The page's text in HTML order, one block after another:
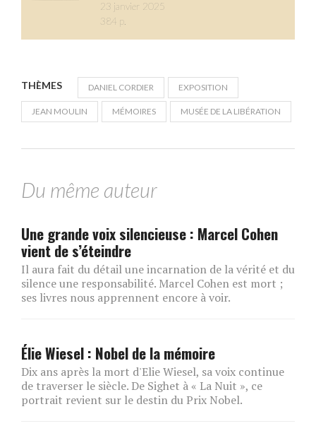
23 janvier 2025
384 p.
THÈMES DANIEL CORDIER EXPOSITION
JEAN MOULIN MÉMOIRES MUSÉE DE LA LIBÉRATION
Du même auteur
Une grande voix silencieuse : Marcel Cohen
vient de s’éteindre
Il aura fait du détail une incarnation de la vérité et du
silence une responsabilité. Marcel Cohen est mort ;
ses livres nous apprennent encore à voir.
Élie Wiesel : Nobel de la mémoire
Dix ans après la mort d'Elie Wiesel, sa voix continue
de traverser le siècle. De Sighet à « La Nuit », ce
portrait revient sur le destin du Prix Nobel.